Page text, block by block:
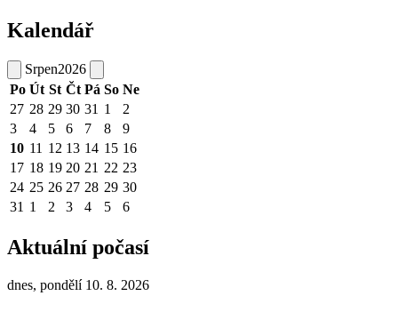
Kalendář
Srpen2026
Po Út St Čt Pá So Ne
27 28 29 30 31 1
2
3
4 5 6 7 8
9
10 11 12 13 14 15 16
17 18 19 20 21 22 23
24 25 26 27 28 29 30
31 1 2 3 4 5 6
Aktuální počasí
dnes, pondělí 10. 8. 2026